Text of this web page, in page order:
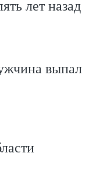
лет назад
выпал